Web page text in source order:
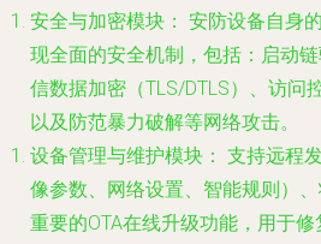
安全与加密模块： 安防设备自身
现全面的安全机制，包括：启动
信数据加密（TLS/DTLS）、访问
以及防范暴力破解等网络攻击。
设备管理与维护模块： 支持远程
像参数、网络设置、智能规则）
重要的OTA在线升级功能，用于修